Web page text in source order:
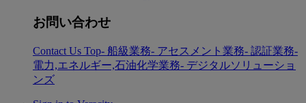
お問い合わせ
Contact Us Top- 船級業務- アセスメント業務- 認証業務-
電力,エネルギー,石油化学業務- デジタルソリューショ
ンズ